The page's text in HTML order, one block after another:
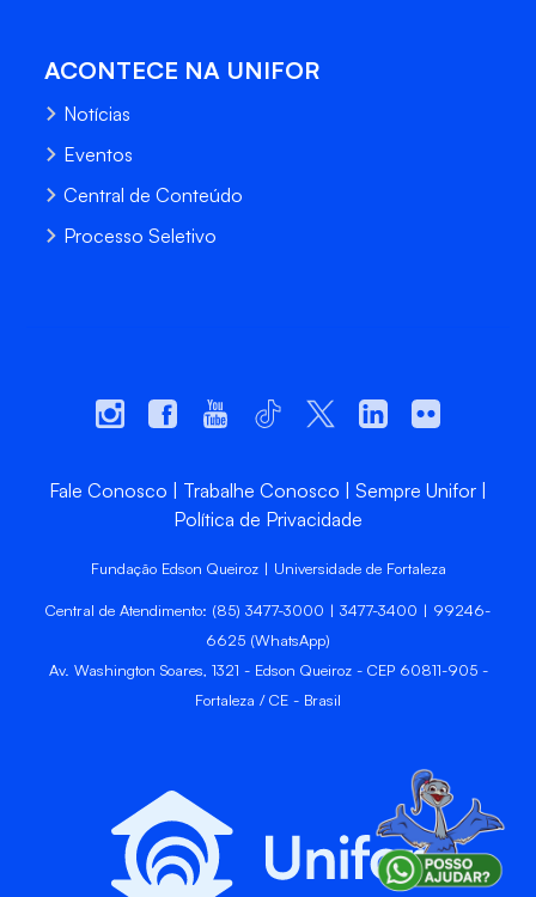
ACONTECE NA UNIFOR
Notícias
Eventos
Central de Conteúdo
Processo Seletivo
Fale Conosco Trabalhe Conosco
Sempre Unifor
Política de Privacidade
Fundação Edson Queiroz | Universidade de Fortaleza
Central de Atendimento: (85) 3477-3000 | 3477-3400 | 99246-
6625 (WhatsApp)
Av. Washington Soares, 1321 - Edson Queiroz - CEP 60811-905 -
Fortaleza / CE - Brasil